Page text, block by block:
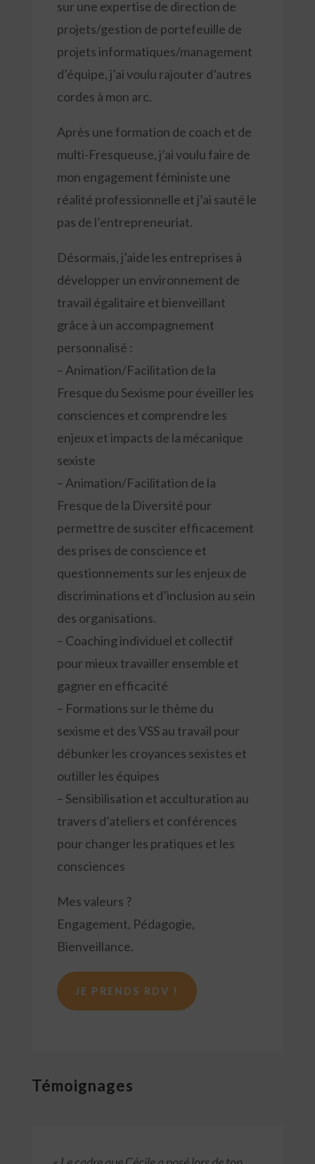
sur une expertise de direction de
projets/gestion de portefeuille de
projets informatiques/management
d’équipe, j’ai voulu rajouter d’autres
cordes à mon arc.
Après une formation de coach et de
multi-Fresqueuse, j’ai voulu faire de
mon engagement féministe une
réalité professionnelle et j’ai sauté le
pas de l’entrepreneuriat.
Désormais, j’aide les entreprises à
développer un environnement de
travail égalitaire et bienveillant
grâce à un accompagnement
personnalisé :
– Animation/Facilitation de la
Fresque du Sexisme pour éveiller les
consciences et comprendre les
enjeux et impacts de la mécanique
sexiste
– Animation/Facilitation de la
Fresque de la Diversité pour
permettre de susciter efficacement
des prises de conscience et
questionnements sur les enjeux de
discriminations et d’inclusion au sein
des organisations.
– Coaching individuel et collectif
pour mieux travailler ensemble et
gagner en efficacité
– Formations sur le thème du
sexisme et des VSS au travail pour
débunker les croyances sexistes et
outiller les équipes
– Sensibilisation et acculturation au
travers d’ateliers et conférences
pour changer les pratiques et les
consciences
Mes valeurs ?
Engagement, Pédagogie,
Bienveillance.
JE PRENDS RDV !
Témoignages